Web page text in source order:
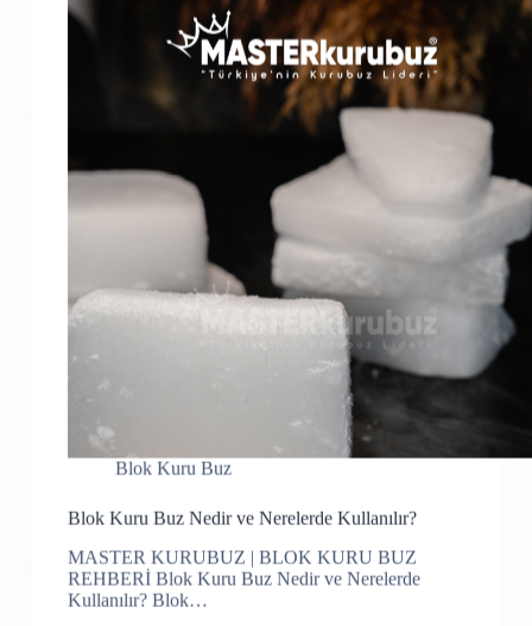
Blok Kuru Buz
Blok Kuru Buz Nedir ve Nerelerde Kullanılır?
MASTER KURUBUZ | BLOK KURU BUZ
REHBERİ Blok Kuru Buz Nedir ve Nerelerde
Kullanılır? Blok…